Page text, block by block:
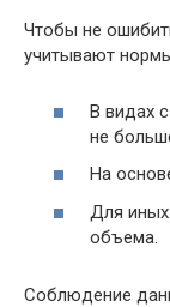
Чтобы не
учитывают
В видах
не
На
Для
объема.
Соблюдение